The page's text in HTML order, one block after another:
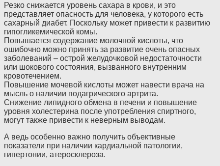
Резко снижается уровень сахара в крови, и это
представляет опасность для человека, у которого есть
сахарный диабет. Поскольку может привести к развитию
гипогликемической комы.
Повышается содержание молочной кислоты, что
ошибочно можно принять за развитие очень опасных
заболеваний – острой желудочковой недостаточности
или шокового состояния, вызванного внутренним
кровотечением.
Повышение мочевой кислоты может навести врача на
мысль о наличии подагрического артрита.
Снижение липидного обмена в печени и повышение
уровня холестерина после употребления спиртного,
могут также привести к неверным выводам.
А ведь особенно важно получить объективные
показатели при наличии кардиальной патологии,
гипертонии, атеросклероза.